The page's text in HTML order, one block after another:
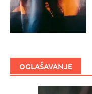
OGLAŠAVANJE